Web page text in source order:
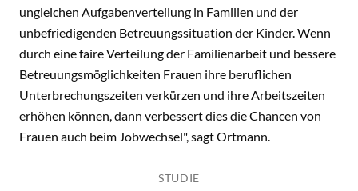
ungleichen Aufgabenverteilung in Familien und der
unbefriedigenden Betreuungssituation der Kinder. Wenn
durch eine faire Verteilung der Familienarbeit und bessere
Betreuungsmöglichkeiten Frauen ihre beruflichen
Unterbrechungszeiten verkürzen und ihre Arbeitszeiten
erhöhen können, dann verbessert dies die Chancen von
Frauen auch beim Jobwechsel", sagt Ortmann.
STUDIE